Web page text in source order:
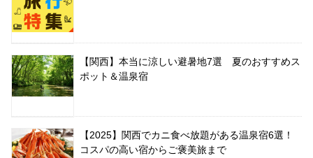
【関西】本当に涼しい避暑地7選 夏のおすすめス
ポット＆温泉宿
【2025】関西でカニ食べ放題がある温泉宿6選！
コスパの高い宿からご褒美旅まで